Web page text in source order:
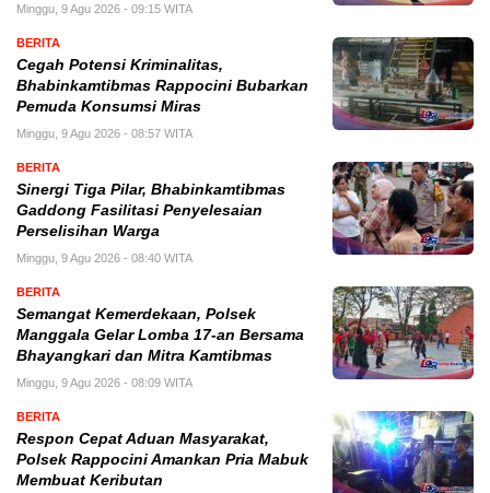
Minggu, 9 Agu 2026 - 09:15 WITA
BERITA
Cegah Potensi Kriminalitas,
Bhabinkamtibmas Rappocini Bubarkan
Pemuda Konsumsi Miras
Minggu, 9 Agu 2026 - 08:57 WITA
BERITA
Sinergi Tiga Pilar, Bhabinkamtibmas
Gaddong Fasilitasi Penyelesaian
Perselisihan Warga
Minggu, 9 Agu 2026 - 08:40 WITA
BERITA
Semangat Kemerdekaan, Polsek
Manggala Gelar Lomba 17-an Bersama
Bhayangkari dan Mitra Kamtibmas
Minggu, 9 Agu 2026 - 08:09 WITA
BERITA
Respon Cepat Aduan Masyarakat,
Polsek Rappocini Amankan Pria Mabuk
Membuat Keributan